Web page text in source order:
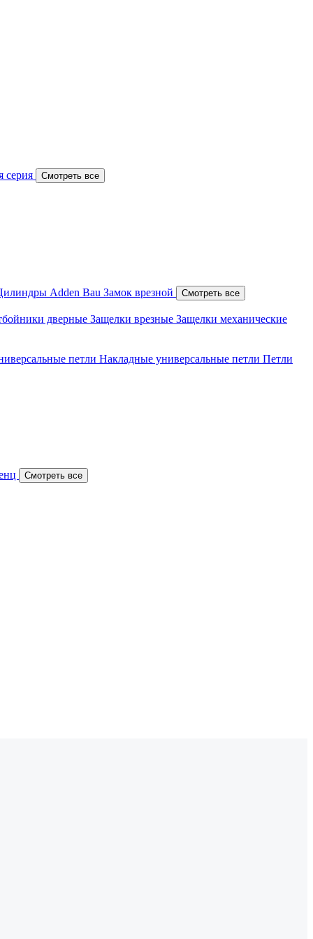
серия Смотреть все
Adden Bau Замок врезной Смотреть все
дверные Защелки врезные Защелки механические
петли Накладные универсальные петли Петли
Смотреть все